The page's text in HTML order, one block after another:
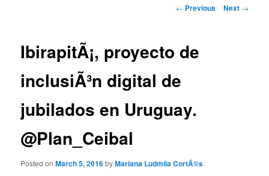
Post
← Previous Next →
IbirapitÃ¡, proyecto de
inclusiÃ³n digital de
jubilados en Uruguay.
@Plan_Ceibal
Posted onMarch 5, 2016byMariana Ludmila CortÃ©s